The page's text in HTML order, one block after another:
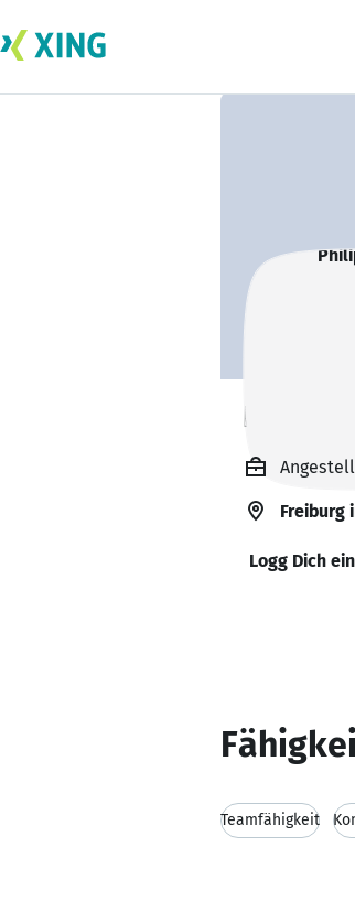
Philipp
Freiburg
Logg Dich
Teamfähigkeit